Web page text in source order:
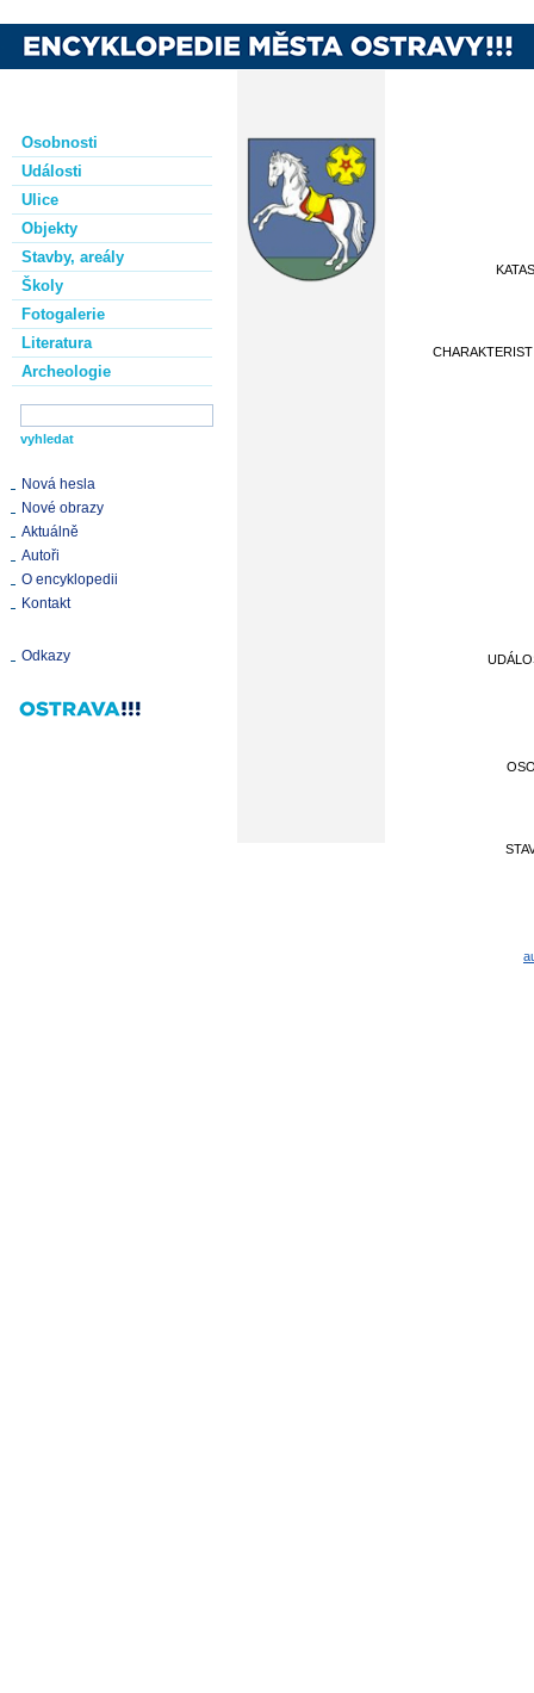
Osobnosti
Události
Ulice
Objekty
Stavby, areály
Školy
Fotogalerie
Literatura
Archeologie
Nová hesla
Nové obrazy
Aktuálně
Autoři
O encyklopedii
Kontakt
Odkazy